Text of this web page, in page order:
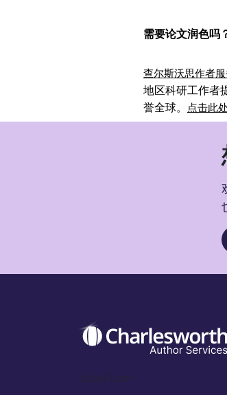
需要论文润色吗
查尔斯沃思作者
地区科研工作者
誉全球。
点击此处
Social Icon